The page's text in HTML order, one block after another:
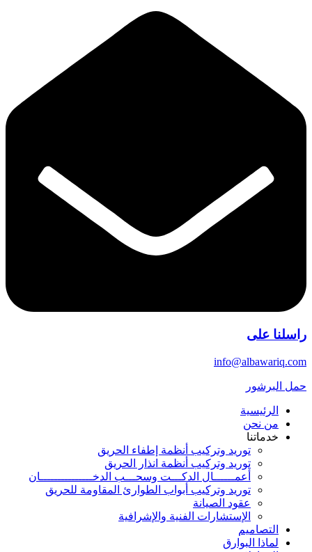
راسلنا على
info@albawariq.com
حمل البرشور
الرئيسية
من نحن
خدماتنا
توريد وتركيب أنظمة إطفاء الحريق
توريد وتركيب أنظمة انذار الحريق
أعمــــــال الدكـــت وسحـــب الدخـــــــــــــــان
توريد وتركيب أبواب الطوارئ المقاومة للحريق
عقود الصيانة
الإستشارات الفنية والإشرافية
التصاميم
لماذا البوارق